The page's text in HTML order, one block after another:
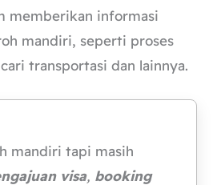
memberikan informasi
mandiri, seperti proses
transportasi dan lainnya.
mandiri tapi masih
visa, booking